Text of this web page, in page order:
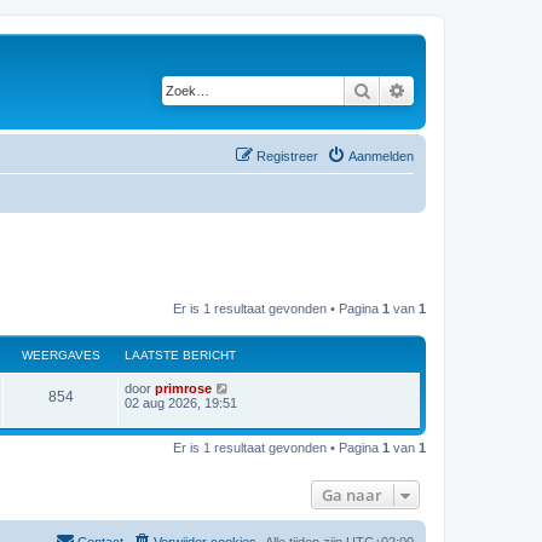
Zoek
Aanmelden
Registreer
Er is 1 resultaat gevonden • Pagina 1 van 1
WEERGAVES LAATSTE BERICHT
854 door primrose
02 aug 2026, 19:51
Er is 1 resultaat gevonden • Pagina 1 van 1
Ga naar